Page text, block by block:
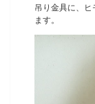
吊り金具に、
ます。